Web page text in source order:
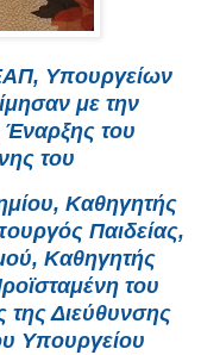
Υπουργείων
με την
Έναρξης του
του
Καθηγητής
Παιδείας,
Καθηγητής
του
της Διεύθυνσης
Υπουργείου